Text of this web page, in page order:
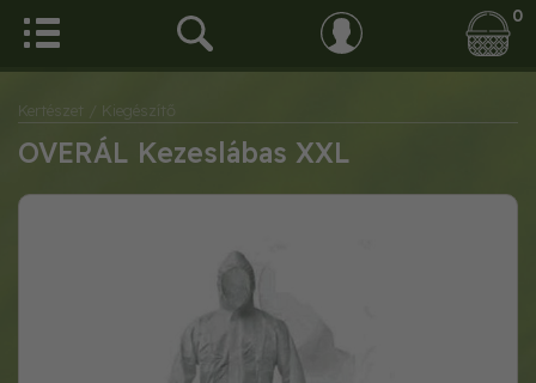
0
Kertészet / Kiegészítő
OVERÁL Kezeslábas XXL